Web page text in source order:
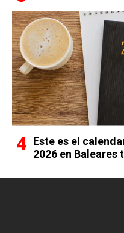
Este es el
2026 en Baleares